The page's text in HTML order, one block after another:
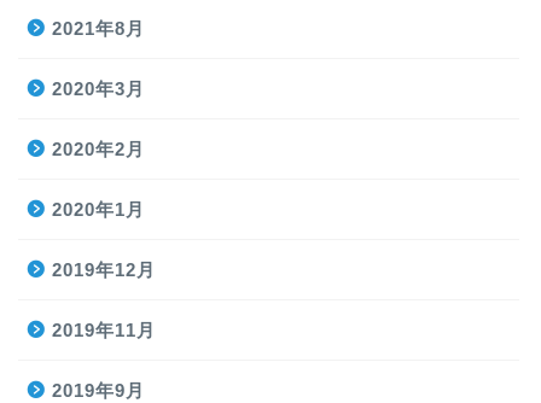
2021年8月
2020年3月
2020年2月
2020年1月
2019年12月
2019年11月
2019年9月